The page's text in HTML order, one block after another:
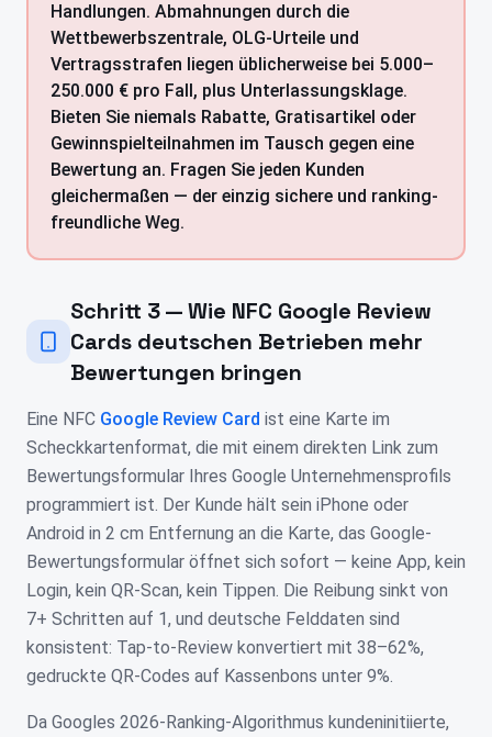
Handlungen. Abmahnungen durch die
Wettbewerbszentrale, OLG-Urteile und
Vertragsstrafen liegen üblicherweise bei 5.000–
250.000 € pro Fall, plus Unterlassungsklage.
Bieten Sie niemals Rabatte, Gratisartikel oder
Gewinnspielteilnahmen im Tausch gegen eine
Bewertung an. Fragen Sie jeden Kunden
gleichermaßen — der einzig sichere und ranking-
freundliche Weg.
Schritt 3 — Wie NFC Google Review
Cards deutschen Betrieben mehr
Bewertungen bringen
Eine NFC Google Review Card ist eine Karte im
Scheckkartenformat, die mit einem direkten Link zum
Bewertungsformular Ihres Google Unternehmensprofils
programmiert ist. Der Kunde hält sein iPhone oder
Android in 2 cm Entfernung an die Karte, das Google-
Bewertungsformular öffnet sich sofort — keine App, kein
Login, kein QR-Scan, kein Tippen. Die Reibung sinkt von
7+ Schritten auf 1, und deutsche Felddaten sind
konsistent: Tap-to-Review konvertiert mit 38–62%,
gedruckte QR-Codes auf Kassenbons unter 9%.
Da Googles 2026-Ranking-Algorithmus kundeninitiierte,